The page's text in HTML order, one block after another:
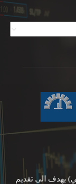
يهدف الى تقديم